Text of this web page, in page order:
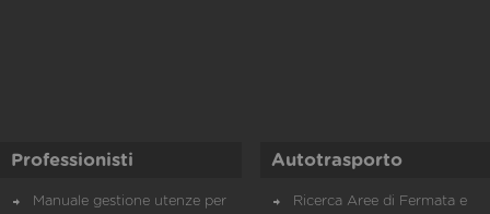
Professionisti
Manuale gestione utenze per
Autotrasporto
Ricerca Aree di Fermata e